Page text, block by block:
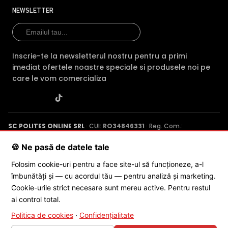
Pret
367 lei
Rezolutie
5 MP
Vedere
noaptea
LED 40m
IR 40m + LED
40m
50m
HDCVI HDTVI AHD
ANALOGICA
ANALOGICA
Garantie
24 luni
Comparatie detaliata:Dahua HAC-HDW1509T-IL-A-
0280B-S2 vs Dahua HAC-HDW1500TQ-IL-T-0280B-DIP
→·Dahua HAC-HDW1509T-IL-A-0280B-S2 vs Dahua
HAC-HDW1549X-IL-A-PRO-0280B-DIP →
HDW1509T-IL-A-0280B-S2 vs Dahua HAC-HDW1500T-
IL-A-0280B-S3-DIP-Black →
NEWSLETTER
Inscrie-te la newsletterul nostru pentru a primi
imediat ofertele noastre speciale si produsele noi pe
care le vom comercializa
SC POLITES ONLINE SRL · CUI: RO34846331 · Reg. Com.:
Poenaru, Nr. 1, Craiova, Jud. Dolj ·
© 2026 SC POLITES ONLINE SRL
🍪 Ne pasă de datele tale
Folosim cookie-uri pentru a face site-ul să funcționeze, a-l
îmbunătăți și — cu acordul tău — pentru analiză și marketing.
Cookie-urile strict necesare sunt mereu active. Pentru restul
ai control total.
Politica de cookies · Confidențialitate